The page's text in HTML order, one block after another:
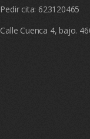
Pedir cita: 623120465
Calle Cuenca 4, bajo.